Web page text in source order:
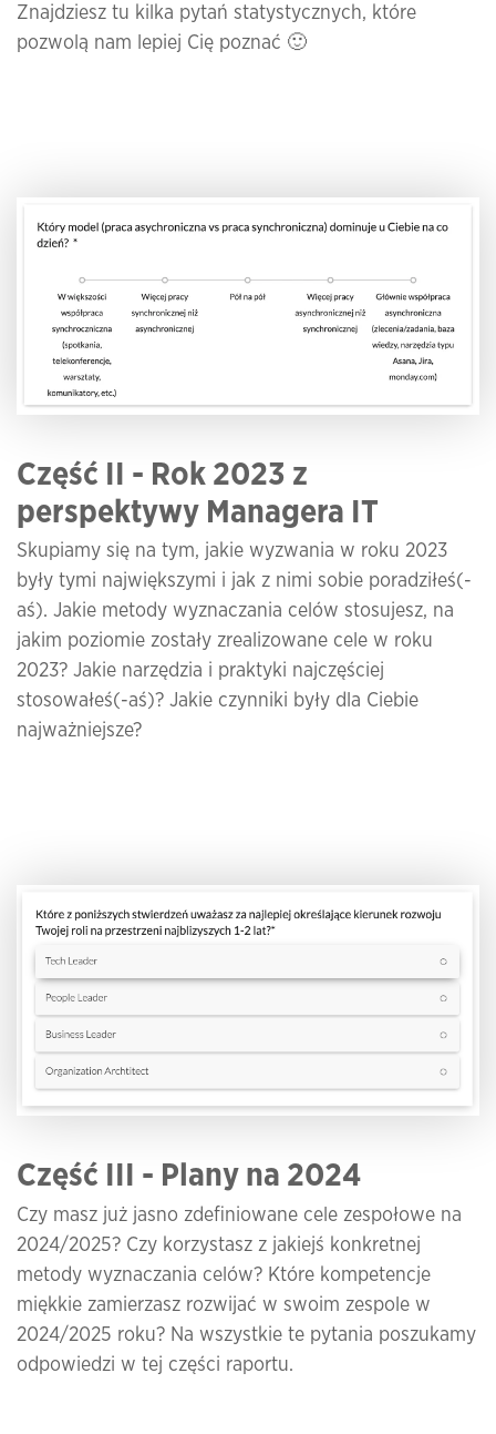
Znajdziesz tu kilka pytań statystycznych, które
pozwolą nam lepiej Cię poznać 🙂
Część II - Rok 2023 z
perspektywy Managera IT
Skupiamy się na tym, jakie wyzwania w roku 2023
były tymi największymi i jak z nimi sobie poradziłeś(-
aś). Jakie metody wyznaczania celów stosujesz, na
jakim poziomie zostały zrealizowane cele w roku
2023? Jakie narzędzia i praktyki najczęściej
stosowałeś(-aś)? Jakie czynniki były dla Ciebie
najważniejsze?
Część III - Plany na 2024
Czy masz już jasno zdefiniowane cele zespołowe na
2024/2025? Czy korzystasz z jakiejś konkretnej
metody wyznaczania celów? Które kompetencje
miękkie zamierzasz rozwijać w swoim zespole w
2024/2025 roku? Na wszystkie te pytania poszukamy
odpowiedzi w tej części raportu.